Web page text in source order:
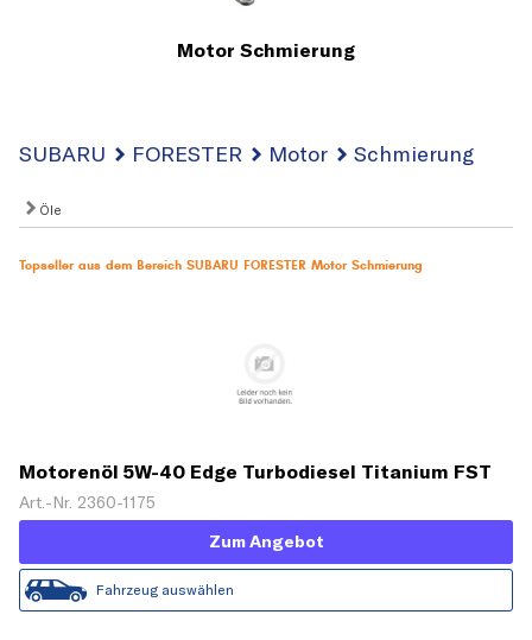
Motor Schmierung
SUBARU FORESTER Motor Schmierung
Öle
Topseller aus dem Bereich SUBARU FORESTER Motor Schmierung
Motorenöl 5W-40 Edge Turbodiesel Titanium FST
[5 L]
Art.-Nr. 2360-1175
Zum Angebot
Fahrzeug auswählen